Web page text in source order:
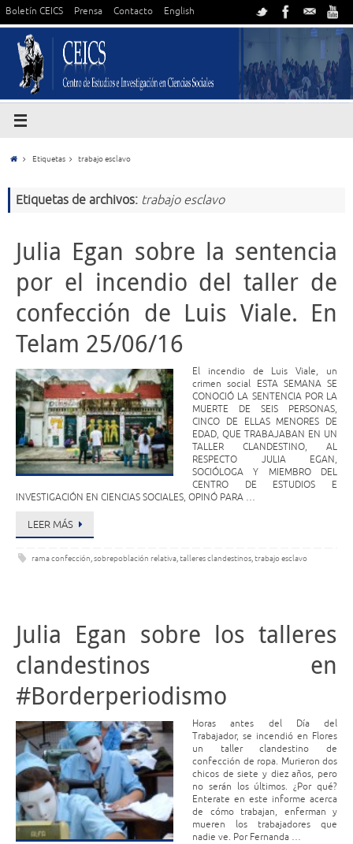
Boletín CEICS Prensa Contacto English
Etiquetas trabajo esclavo
Etiquetas de archivos: trabajo esclavo
Julia Egan sobre la sentencia
por el incendio del taller de
confección de Luis Viale. En
Telam 25/06/16
El incendio de Luis Viale, un
crimen social ESTA SEMANA SE
CONOCIÓ LA SENTENCIA POR LA
MUERTE DE SEIS PERSONAS,
CINCO DE ELLAS MENORES DE
EDAD, QUE TRABAJABAN EN UN
TALLER CLANDESTINO, AL
RESPECTO JULIA EGAN,
SOCIÓLOGA Y MIEMBRO DEL
CENTRO DE ESTUDIOS E
INVESTIGACIÓN EN CIENCIAS SOCIALES, OPINÓ PARA …
LEER MÁS
rama confección,sobrepoblación relativa,talleres clandestinos,trabajo esclavo
Julia Egan sobre los talleres
clandestinos en
#Borderperiodismo
Horas antes del Día del
Trabajador, se incendió en Flores
un taller clandestino de
confección de ropa. Murieron dos
chicos de siete y diez años, pero
no serán los últimos. ¿Por qué?
Enterate en este informe acerca
de cómo trabajan, enferman y
mueren los trabajadores que
nadie ve. Por Fernanda …